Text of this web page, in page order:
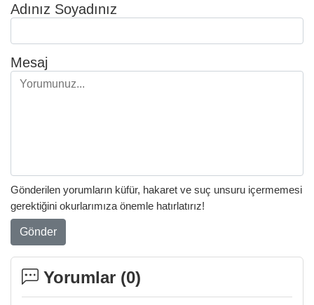
Adınız Soyadınız
Mesaj
Gönderilen yorumların küfür, hakaret ve suç unsuru içermemesi
gerektiğini okurlarımıza önemle hatırlatırız!
Gönder
Yorumlar (0)